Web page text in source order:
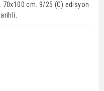
70x100 cm. 9/25 (C) edisyon